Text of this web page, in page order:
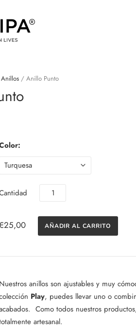
Anillos / Anillo Punto
Nuestros anillos son ajustables y muy
Play, puedes llevar uno o
Como todos nuestros
artesanal.